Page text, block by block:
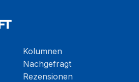
Kolumnen
Nachgefragt
Rezensionen